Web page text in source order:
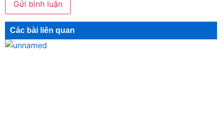
Các bài liên quan